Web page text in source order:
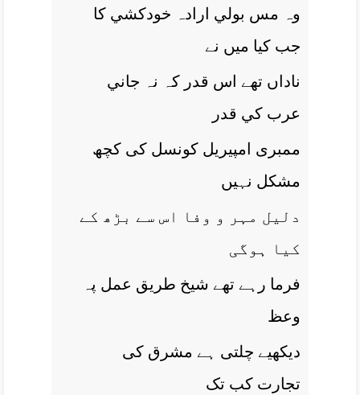
وہ مس بولي ارادہ خودکشي کا
جب کيا ميں نے
ناداں تھے اس قدر کہ نہ جاني
عرب کي قدر
ممبری امپيريل کونسل کی کچھ
مشکل نہيں
دليل مہر و وفا اس سے بڑھ کے
کيا ہوگی
فرما رہے تھے شيخ طريق عمل پہ
وعظ
ديکھیے چلتی ہے مشرق کی
تجارت کب تک